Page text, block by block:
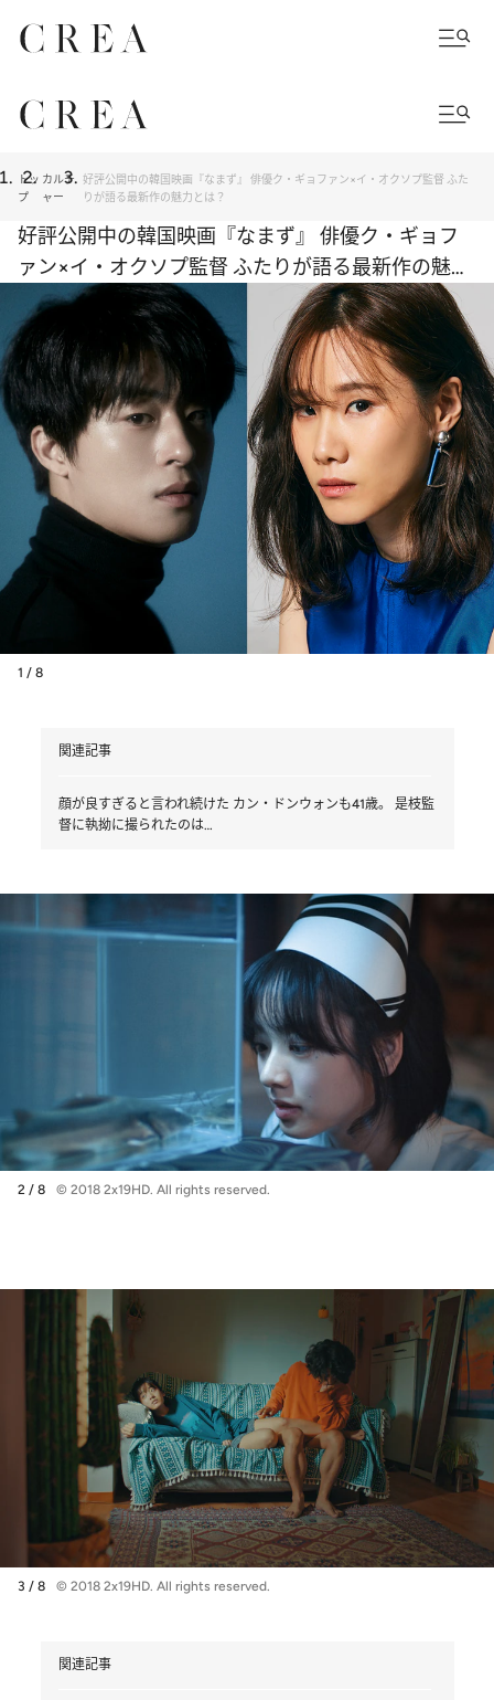
トッ
プ
カルチ
ャー
好評公開中の韓国映画『なまず』 俳優ク・ギョファン×イ・オクソプ監督 ふた
りが語る最新作の魅力とは？
好評公開中の韓国映画『なまず』 俳優ク・ギョフ
ァン×イ・オクソプ監督 ふたりが語る最新作の魅力
とは？
1 / 8
関連記事
顔が良すぎると言われ続けた カン・ドンウォンも41歳。 是枝監
督に執拗に撮られたのは…
2 / 8 © 2018 2x19HD. All rights reserved.
3 / 8 © 2018 2x19HD. All rights reserved.
関連記事